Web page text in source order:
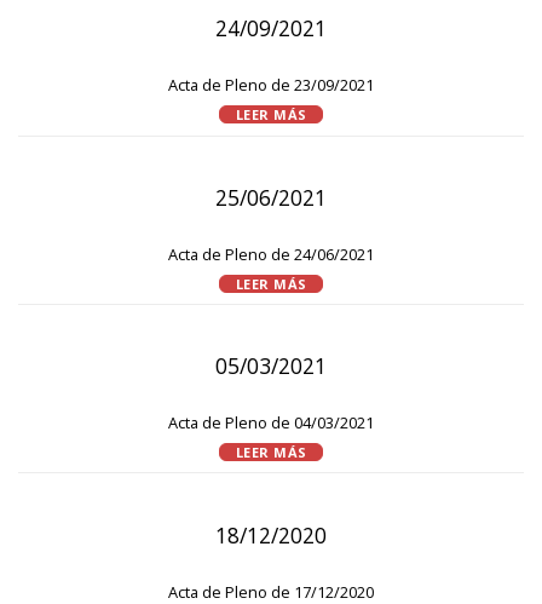
24/09/2021
Acta de Pleno de 23/09/2021
LEER MÁS
25/06/2021
Acta de Pleno de 24/06/2021
LEER MÁS
05/03/2021
Acta de Pleno de 04/03/2021
LEER MÁS
18/12/2020
Acta de Pleno de 17/12/2020